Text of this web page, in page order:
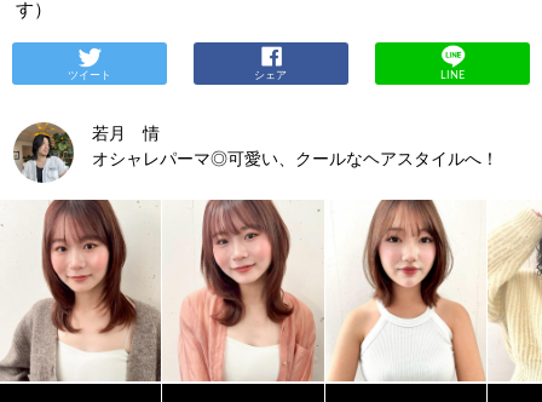
す）
ツイート シェア LINE
若月 情
オシャレパーマ◎可愛い、クールなヘアスタイルへ！